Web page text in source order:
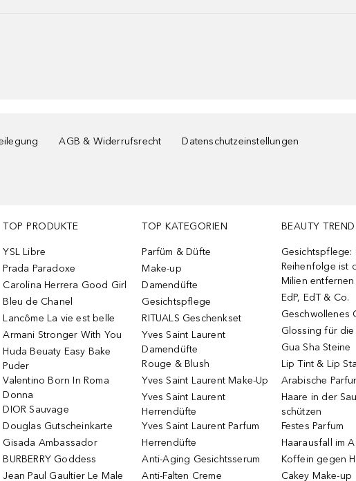
AGB & Widerrufsrecht Datenschutzeinstellungen
TOP PRODUKTE
YSL Libre
Prada Paradoxe
Carolina Herrera Good Girl
Bleu de Chanel
Lancôme La vie est belle
Armani Stronger With You
Huda Beuaty Easy Bake
Puder
Valentino Born In Roma
Donna
DIOR Sauvage
Douglas Gutscheinkarte
Gisada Ambassador
BURBERRY Goddess
Jean Paul Gaultier Le Male
TOP KATEGORIEN
Parfüm & Düfte
Make-up
Damendüfte
Gesichtspflege
RITUALS Geschenkset
Yves Saint Laurent
Damendüfte
Rouge & Blush
Yves Saint Laurent Make-Up
Yves Saint Laurent
Herrendüfte
Yves Saint Laurent Parfum
Herrendüfte
Anti-Aging Gesichtsserum
Anti-Falten Creme
BEAUTY
Gesichtspflege:
Reihenfolge ist
Milien entfernen
EdP, EdT & Co.
Geschwollenes
Glossing für die
Gua Sha Steine
Lip Tint & Lip
Arabische
Haare in der
schützen
Festes Parfum
Haarausfall im
Koffein gegen
Cakey Make-up